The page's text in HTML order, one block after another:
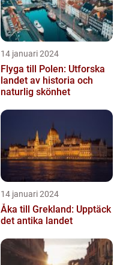
14 januari 2024
Flyga till Polen: Utforska
landet av historia och
naturlig skönhet
14 januari 2024
Åka till Grekland: Upptäck
det antika landet